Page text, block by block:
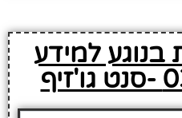
בנוגע למידע